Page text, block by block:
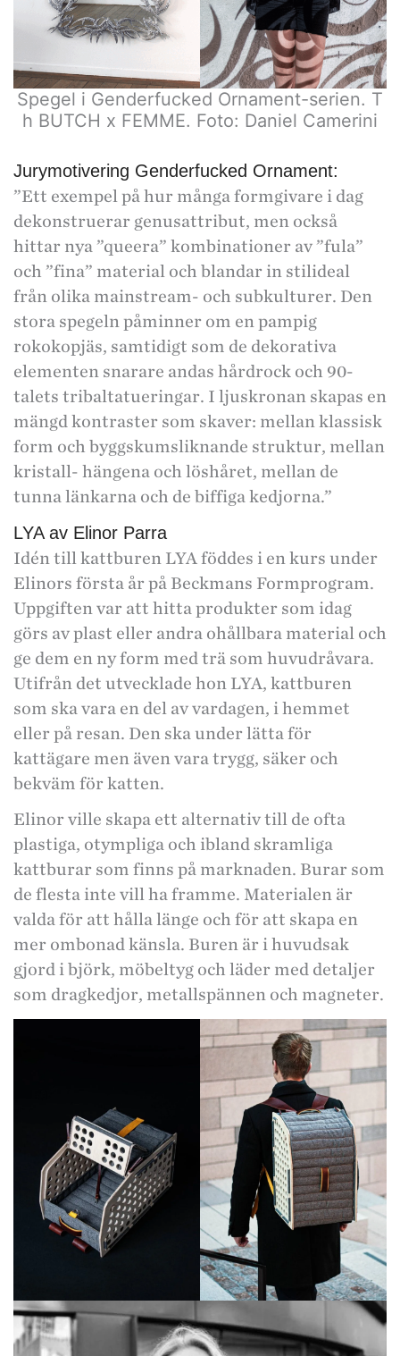
Spegel i Genderfucked Ornament-serien. T
h BUTCH x FEMME. Foto: Daniel Camerini
Jurymotivering Genderfucked Ornament:
”Ett exempel på hur många formgivare i dag
dekonstruerar genusattribut, men också
hittar nya ”queera” kombinationer av ”fula”
och ”fina” material och blandar in stilideal
från olika mainstream- och subkulturer. Den
stora spegeln påminner om en pampig
rokokopjäs, samtidigt som de dekorativa
elementen snarare andas hårdrock och 90-
talets tribaltatueringar. I ljuskronan skapas en
mängd kontraster som skaver: mellan klassisk
form och byggskumsliknande struktur, mellan
kristall- hängena och löshåret, mellan de
tunna länkarna och de biffiga kedjorna.”
LYA av Elinor Parra
Idén till kattburen LYA föddes i en kurs under
Elinors första år på Beckmans Formprogram.
Uppgiften var att hitta produkter som idag
görs av plast eller andra ohållbara material och
ge dem en ny form med trä som huvudråvara.
Utifrån det utvecklade hon LYA, kattburen
som ska vara en del av vardagen, i hemmet
eller på resan. Den ska under­ lätta för
kattägare men även vara trygg, säker och
bekväm för katten.
Elinor ville skapa ett alternativ till de ofta
plastiga, otympliga och ibland skramliga
kattburar som finns på marknaden. Burar som
de flesta inte vill ha framme. Materialen är
valda för att hålla länge och för att skapa en
mer ombonad känsla. Buren är i huvudsak
gjord i björk, möbeltyg och läder med detaljer
som dragkedjor, metallspännen och magneter.